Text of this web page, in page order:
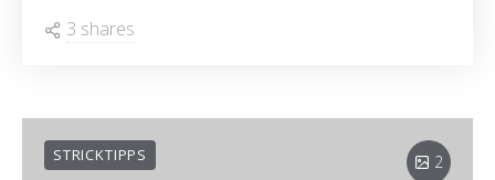
3 shares
2
STRICKTIPPS